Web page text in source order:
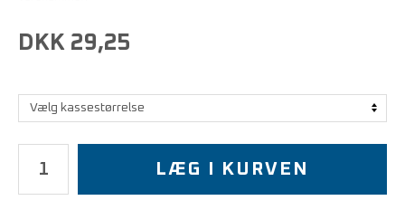
DKK 29,25
LÆG I KURVEN